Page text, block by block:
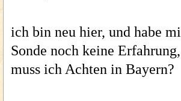
ich bin neu hier, und habe
Sonde noch keine
muss ich Achten in Bayern?